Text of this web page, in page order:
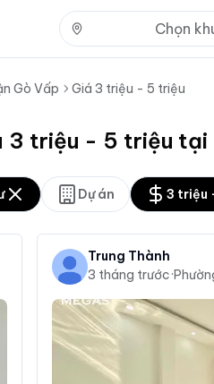
Chọn
Gò Vấp Giá 3 triệu - 5 triệu
3 triệu - 5 triệu
Dự án 3 triệu
Trung Thành
3 tháng trước·